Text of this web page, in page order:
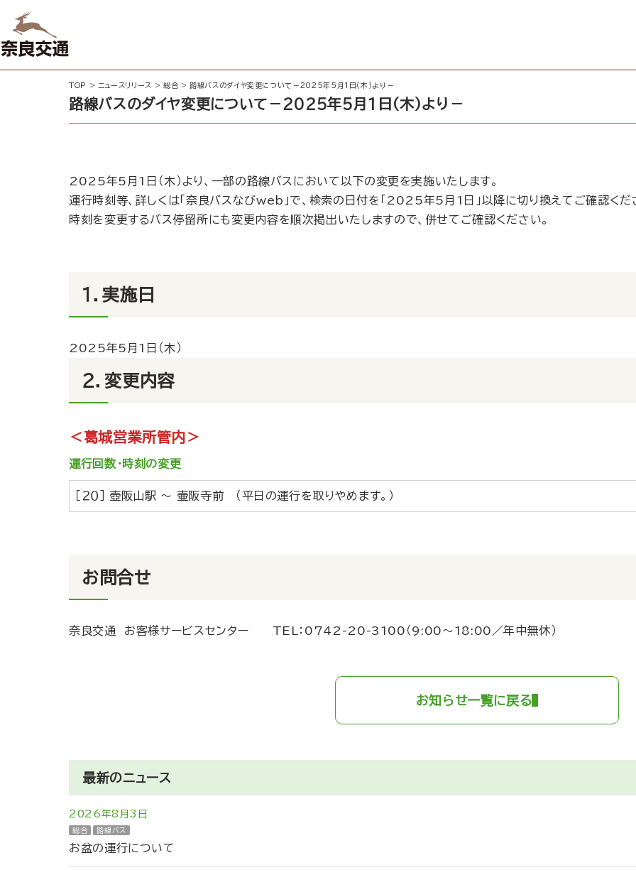
TOP > ニュースリリース > 総合> 路線バスのダイヤ変更について－2025年5月1日（木）より－
路線バスのダイヤ変更について－2025年5月1日（木）より－
2025年5月1日（木）より、一部の路線バスにおいて以下の変更を実施いたします。
運行時刻等、詳しくは「奈良バスなびweb 」で、検索の日付を「2025年5月1日」以降に切り換えてご確認くだ
時刻を変更するバス停留所にも変更内容を順次掲出いたしますので、併せてご確認ください。
１．実施日
2025年5月1日（木）
２．変更内容
＜葛城営業所管内＞
運行回数・時刻の変更
［２０］ 壺阪山駅 ～ 壷阪寺前 （平日の運行を取りやめます。）
お問合せ
奈良交通 お客様サービスセンター TEL： 0742-20-3100 （9:00～18:00／年中無休）
お知らせ一覧に戻る
最新のニュース
2026年8月3日
総合 路線バス
お盆の運行について